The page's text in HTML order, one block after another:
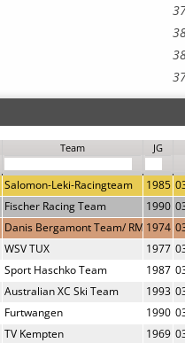
Team JG
Salomon-Leki-Racingteam 1985
Fischer Racing Team 1990
Danis Bergamont Team/ RMC1974
WSV TUX 1977
Sport Haschko Team 1987
Australian XC Ski Team 1993
Furtwangen 1990
TV Kempten 1969